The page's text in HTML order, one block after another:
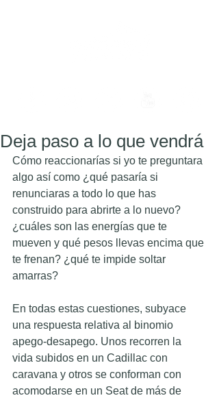
Deja paso a lo que vendrá
Cómo reaccionarías si yo te preguntara
algo así como ¿qué pasaría si
renunciaras a todo lo que has
construido para abrirte a lo nuevo?
¿cuáles son las energías que te
mueven y qué pesos llevas encima que
te frenan? ¿qué te impide soltar
amarras?
En todas estas cuestiones, subyace
una respuesta relativa al binomio
apego-desapego. Unos recorren la
vida subidos en un Cadillac con
caravana y otros se conforman con
acomodarse en un Seat de más de